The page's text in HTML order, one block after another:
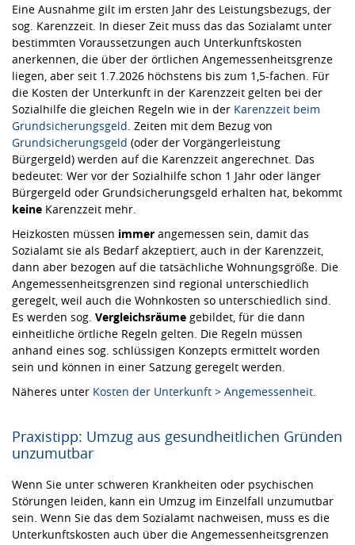
Eine Ausnahme gilt im ersten Jahr des Leistungsbezugs, der
sog. Karenzzeit. In dieser Zeit muss das das Sozialamt unter
bestimmten Voraussetzungen auch Unterkunftskosten
anerkennen, die über der örtlichen Angemessenheitsgrenze
liegen, aber seit 1.7.2026 höchstens bis zum 1,5-fachen. Für
die Kosten der Unterkunft in der Karenzzeit gelten bei der
Sozialhilfe die gleichen Regeln wie in der Karenzzeit beim
Grundsicherungsgeld . Zeiten mit dem Bezug von
Grundsicherungsgeld (oder der Vorgängerleistung
Bürgergeld) werden auf die Karenzzeit angerechnet. Das
bedeutet: Wer vor der Sozialhilfe schon 1 Jahr oder länger
Bürgergeld oder Grundsicherungsgeld erhalten hat, bekommt
keine Karenzzeit mehr.
Heizkosten müssen immer angemessen sein, damit das
Sozialamt sie als Bedarf akzeptiert, auch in der Karenzzeit,
dann aber bezogen auf die tatsächliche Wohnungsgröße. Die
Angemessenheitsgrenzen sind regional unterschiedlich
geregelt, weil auch die Wohnkosten so unterschiedlich sind.
Es werden sog. Vergleichsräume gebildet, für die dann
einheitliche örtliche Regeln gelten. Die Regeln müssen
anhand eines sog. schlüssigen Konzepts ermittelt worden
sein und können in einer Satzung geregelt werden.
Näheres unter Kosten der Unterkunft > Angemessenheit
Praxistipp: Umzug aus gesundheitlichen Gründen
unzumutbar
Wenn Sie unter schweren Krankheiten oder psychischen
Störungen leiden, kann ein Umzug im Einzelfall unzumutbar
sein. Wenn Sie das dem Sozialamt nachweisen, muss es die
Unterkunftskosten auch über die Angemessenheitsgrenzen